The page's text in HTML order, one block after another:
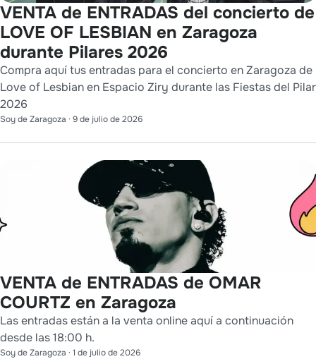
VENTA de ENTRADAS del concierto de
LOVE OF LESBIAN en Zaragoza
durante Pilares 2026
Compra aquí tus entradas para el concierto en Zaragoza de
Love of Lesbian en Espacio Ziry durante las Fiestas del Pilar
2026
Soy de Zaragoza · 9 de julio de 2026
VENTA de ENTRADAS de OMAR
COURTZ en Zaragoza
Las entradas están a la venta online aquí a continuación
desde las 18:00 h.
Soy de Zaragoza · 1 de julio de 2026